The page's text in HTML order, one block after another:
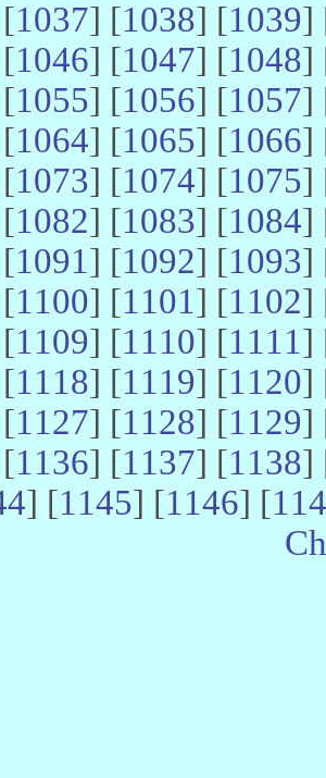
1037] [1038] [1039]
1046] [1047] [1048]
1055] [1056] [1057]
1064] [1065] [1066]
1073] [1074] [1075]
1082] [1083] [1084]
1091] [1092] [1093]
1100] [1101] [1102]
1109] [1110] [1111]
1118] [1119] [1120]
1127] [1128] [1129]
1136] [1137] [1138]
] [1145] [1146] [